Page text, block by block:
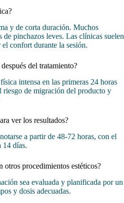
y de corta duración. Muchos
de pinchazos leves. Las clínicas suelen
confort durante la sesión.
del tratamiento?
intensa en las primeras 24 horas
riesgo de migración del producto y
ver los resultados?
a partir de 48-72 horas, con el
14 días.
otros procedimientos estéticos?
sea evaluada y planificada por un
y dosis adecuadas.